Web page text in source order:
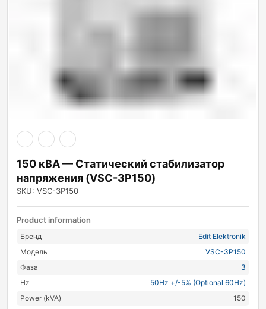
150 кВА — Статический стабилизатор
напряжения (VSC-3P150)
SKU: VSC-3P150
Product information
Бренд
Edit Elektronik
Модель
VSC-3P150
Фаза
3
Hz
50Hz +/-5% (Optional 60Hz)
Power (kVA)
150